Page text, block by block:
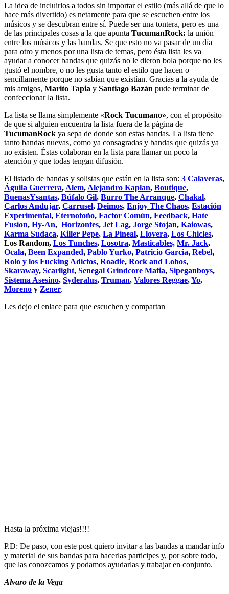
La idea de incluirlos a todos sin importar el estilo (más allá de que lo
hace más divertido) es netamente para que se escuchen entre los
músicos y se descubran entre sí. Puede ser una tontera, pero es una
de las principales cosas a la que apunta TucumanRock: la unión
entre los músicos y las bandas. Se que esto no va pasar de un día
para otro y menos por una lista de temas, pero ésta lista les va
ayudar a conocer bandas que quizás no le dieron bola porque no les
gustó el nombre, o no les gusta tanto el estilo que hacen o
sencillamente porque no sabían que existían. Gracias a la ayuda de
mis amigos, Marito Tapia y Santiago Bazán pude terminar de
confeccionar la lista.
La lista se llama simplemente «Rock Tucumano», con el propósito
de que si alguien encuentra la lista fuera de la página de
TucumanRock ya sepa de donde son estas bandas. La lista tiene
tanto bandas nuevas, como ya consagradas y bandas que quizás ya
no existen. Éstas colaboran en la lista para llamar un poco la
atención y que todas tengan difusión.
El listado de bandas y solistas que están en la lista son: 3 Calaveras,
Águila Guerrera, Alem, Alejandro Kaplan, Boutique,
BuenasYsantas, Búfalo Gil, Burro The Arranque, Chakal,
Carlos Andujar, Carrusel, Deimos, Enjoy The Chaos, Estación
Experimental, Eternotoño, Factor Común, Feedback, Hate
Fusion, Hy-An, Horizontes, Jet Lag, Jorge Stojan, Kaiowas,
Karma Sudaca, Killer Pepe, La Pineal, Llovera, Los Chicles,
Los Random, Los Tunches, Losotra, Masticables, Mr. Jack,
Ocala, Been Expanded, Pablo Yurko, Patricio Garcia, Rebel,
Rolo y los Fucking Adictos, Roadie, Rock and Lobos,
Skaraway, Scarlight, Senegal Grindcore Mafia, Sipeganboys,
Sistema Asesino, Syderalus, Truman, Valores Reggae,Yo,
Moreno y Zener.
Les dejo el enlace para que escuchen y compartan
Hasta la próxima viejas!!!!
P.D: De paso, con este post quiero invitar a las bandas a mandar info
y material de sus bandas para hacerlas participes y, por sobre todo,
que las conozcamos y podamos ayudarlas y trabajar en conjunto.
Alvaro de la Vega